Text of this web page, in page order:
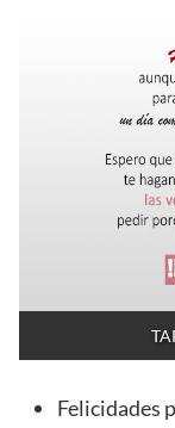
Felicidades